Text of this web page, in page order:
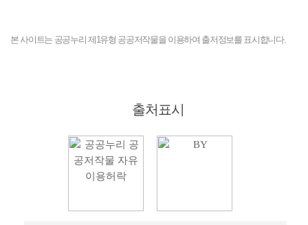
본 사이트는 공공누리 제1유형 공공저작물을 이용하여 출저정보를 표시합니다.
출처표시